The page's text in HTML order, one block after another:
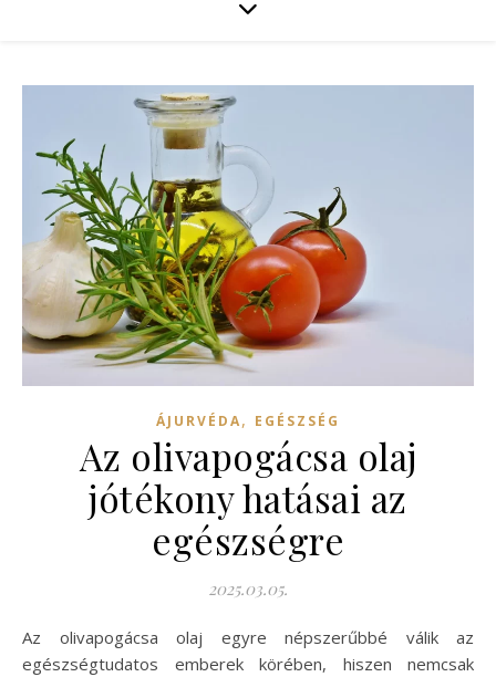
ÁJURVÉDA, EGÉSZSÉG
Az olivapogácsa olaj
jótékony hatásai az
egészségre
2025.03.05.
Az olivapogácsa olaj egyre népszerűbbé válik az
egészségtudatos emberek körében, hiszen nemcsak